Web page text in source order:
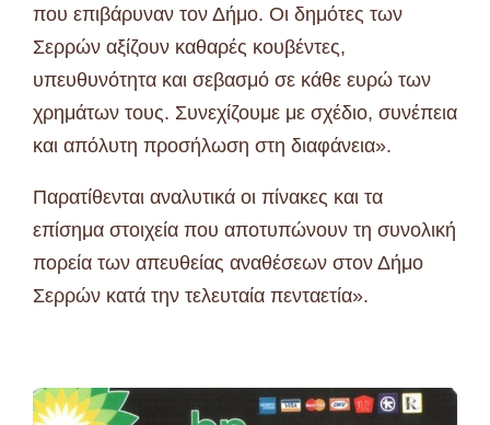
που επιβάρυναν τον Δήμο. Οι δημότες των
Σερρών αξίζουν καθαρές κουβέντες,
υπευθυνότητα και σεβασμό σε κάθε ευρώ των
χρημάτων τους. Συνεχίζουμε με σχέδιο, συνέπεια
και απόλυτη προσήλωση στη διαφάνεια».
Παρατίθενται αναλυτικά οι πίνακες και τα
επίσημα στοιχεία που αποτυπώνουν τη συνολική
πορεία των απευθείας αναθέσεων στον Δήμο
Σερρών κατά την τελευταία πενταετία».